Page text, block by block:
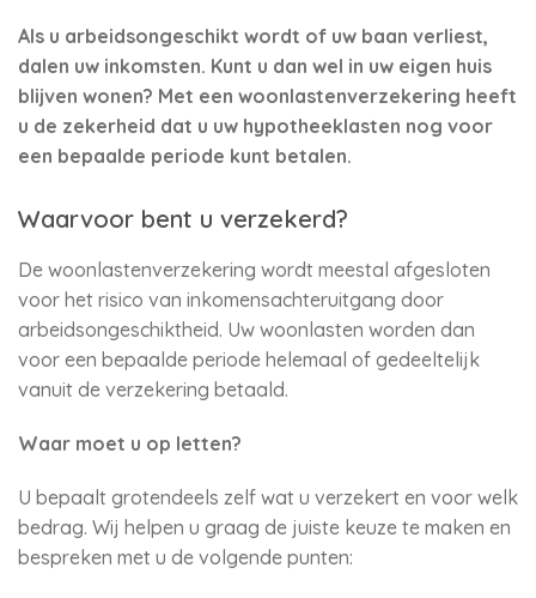
Als u arbeidsongeschikt wordt of uw baan verliest,
dalen uw inkomsten. Kunt u dan wel in uw eigen huis
blijven wonen? Met een woonlastenverzekering heeft
u de zekerheid dat u uw hypotheeklasten nog voor
een bepaalde periode kunt betalen.
Waarvoor bent u verzekerd?
De woonlastenverzekering wordt meestal afgesloten
voor het risico van inkomensachteruitgang door
arbeidsongeschiktheid. Uw woonlasten worden dan
voor een bepaalde periode helemaal of gedeeltelijk
vanuit de verzekering betaald.
Waar moet u op letten?
U bepaalt grotendeels zelf wat u verzekert en voor welk
bedrag. Wij helpen u graag de juiste keuze te maken en
bespreken met u de volgende punten: